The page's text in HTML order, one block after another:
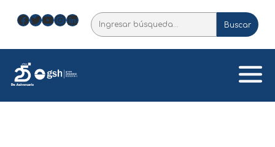
Facebook
Twitter
YouTube
Instagram
LinkedIn
Buscar
Buscar